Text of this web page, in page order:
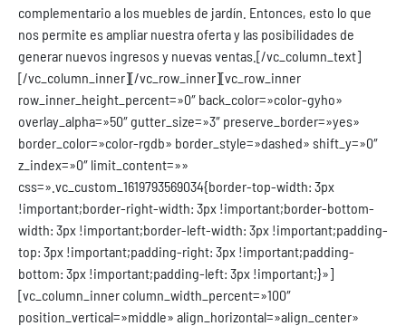
complementario a los muebles de jardín. Entonces, esto lo que
nos permite es ampliar nuestra oferta y las posibilidades de
generar nuevos ingresos y nuevas ventas.[/vc_column_text]
[/vc_column_inner][/vc_row_inner][vc_row_inner
row_inner_height_percent=»0″ back_color=»color-gyho»
overlay_alpha=»50″ gutter_size=»3″ preserve_border=»yes»
border_color=»color-rgdb» border_style=»dashed» shift_y=»0″
z_index=»0″ limit_content=»»
css=».vc_custom_1619793569034{border-top-width: 3px
!important;border-right-width: 3px !important;border-bottom-
width: 3px !important;border-left-width: 3px !important;padding-
top: 3px !important;padding-right: 3px !important;padding-
bottom: 3px !important;padding-left: 3px !important;}»]
[vc_column_inner column_width_percent=»100″
position_vertical=»middle» align_horizontal=»align_center»